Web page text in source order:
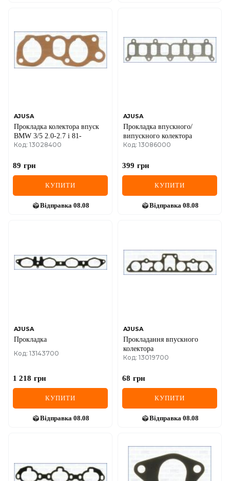
AJUSA
Прокладка колектора впуск
BMW 3/5 2.0-2.7 i 81-
Код: 13028400
89 грн
КУПИТИ
Відправка 08.08
AJUSA
Прокладка впускного/
випускного колектора
Код: 13086000
399 грн
КУПИТИ
Відправка 08.08
AJUSA
Прокладка
Код: 13143700
1 218 грн
КУПИТИ
Відправка 08.08
AJUSA
Прокладання впускного
колектора
Код: 13019700
68 грн
КУПИТИ
Відправка 08.08